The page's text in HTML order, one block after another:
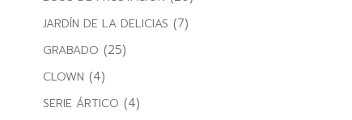
JARDÍN DE LA DELICIAS (7)
GRABADO (25)
CLOWN (4)
SERIE ÁRTICO (4)